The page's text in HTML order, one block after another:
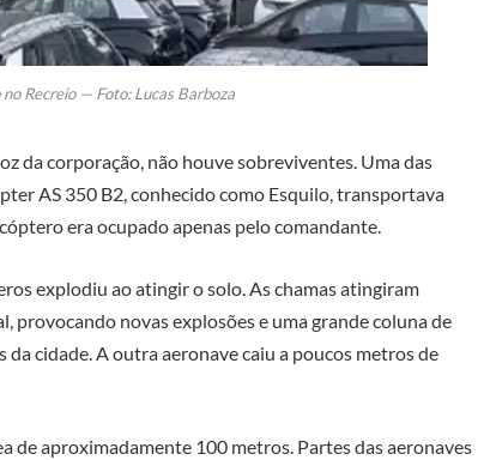
Recreio — Foto: Lucas Barboza
da corporação, não houve sobreviventes. Uma das
AS 350 B2, conhecido como Esquilo, transportava
era ocupado apenas pelo comandante.
explodiu ao atingir o solo. As chamas atingiram
provocando novas explosões e uma grande coluna de
cidade. A outra aeronave caiu a poucos metros de
de aproximadamente 100 metros. Partes das aeronaves